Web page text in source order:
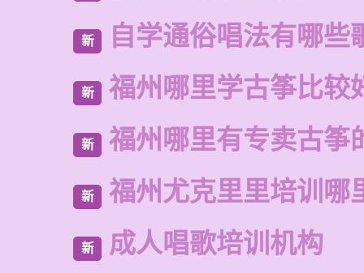
新 自学通俗唱法有哪些
新 福州哪里学古筝比较
新 福州哪里有专卖古筝
新 福州尤克里里培训哪
新 成人唱歌培训机构